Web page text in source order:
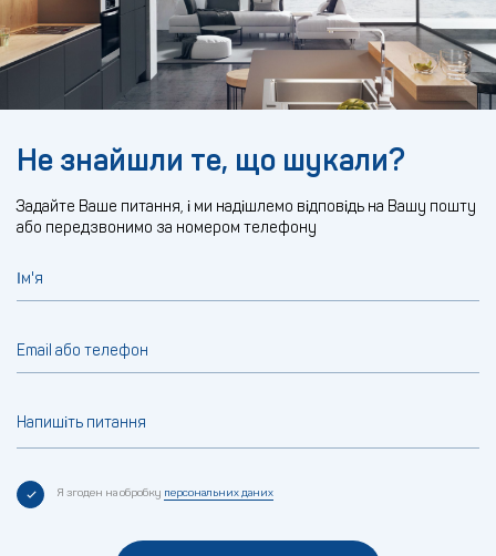
Не знайшли те, що шукали?
Задайте Ваше питання, і ми надішлемо відповідь на Вашу пошту
або передзвонимо за номером телефону
Ім'я
Email або телефон
Напишіть питання
Я згоден на обробку персональних даних